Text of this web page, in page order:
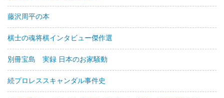
藤沢周平の本
棋士の魂将棋インタビュー傑作選
別冊宝島 実録 日本のお家騒動
続プロレススキャンダル事件史